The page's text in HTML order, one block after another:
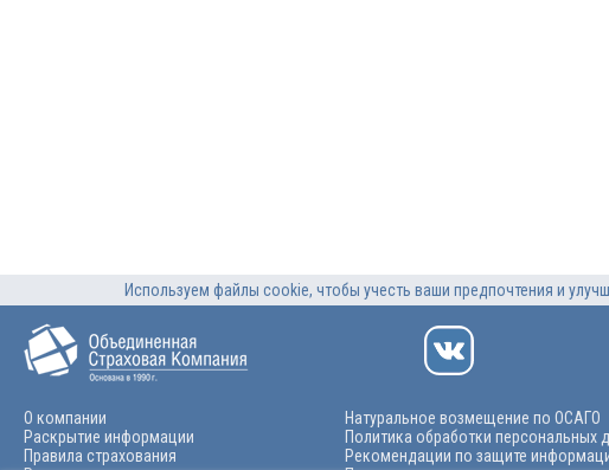
Используем файлы cookie, чтобы учесть ваши предпочтения и
О компании
Раскрытие информации
Правила страхования
Натуральное возмещение по ОСАГО
Политика обработки персональных
Рекомендации по защите